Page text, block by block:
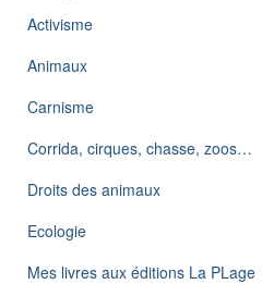
Activisme
Animaux
Carnisme
Corrida, cirques, chasse, zoos…
Droits des animaux
Ecologie
Mes livres aux éditions La PLage